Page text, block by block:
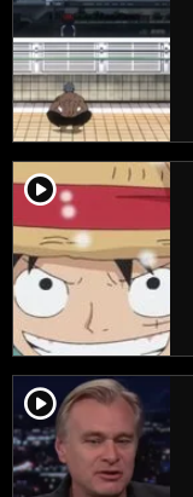
player2
player2